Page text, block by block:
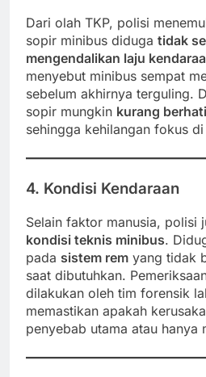
Dari olah TKP, polisi
sopir minibus diduga tidak
mengendalikan laju
menyebut minibus sempat
sebelum akhirnya terguling.
sopir mungkin kurang
sehingga kehilangan fokus
4. Kondisi Kendaraan
Selain faktor manusia, polisi
kondisi teknis minibus.
pada sistem rem yang tidak
saat dibutuhkan.
dilakukan oleh tim forensik
memastikan apakah
penyebab utama atau hanya